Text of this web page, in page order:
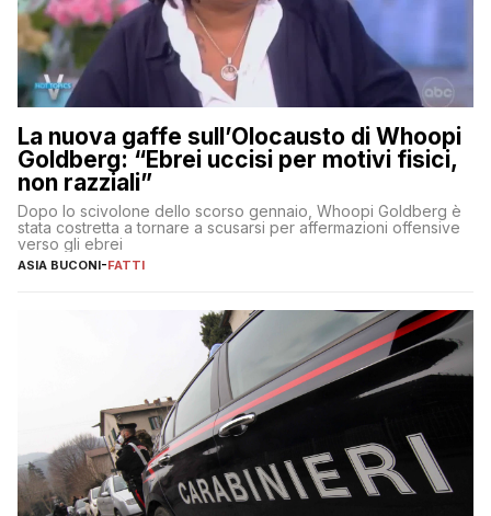
La nuova gaffe sull’Olocausto di Whoopi
Goldberg: “Ebrei uccisi per motivi fisici,
non razziali”
Dopo lo scivolone dello scorso gennaio, Whoopi Goldberg è
stata costretta a tornare a scusarsi per affermazioni offensive
verso gli ebrei
ASIA BUCONI-FATTI